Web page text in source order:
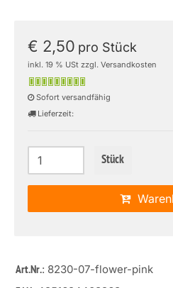
€ 2,50 pro Stück
inkl. 19 % USt zzgl. Versandkosten
Sofort versandfähig
Lieferzeit:
Stück
Art.Nr.: 8230-07-flower-pink